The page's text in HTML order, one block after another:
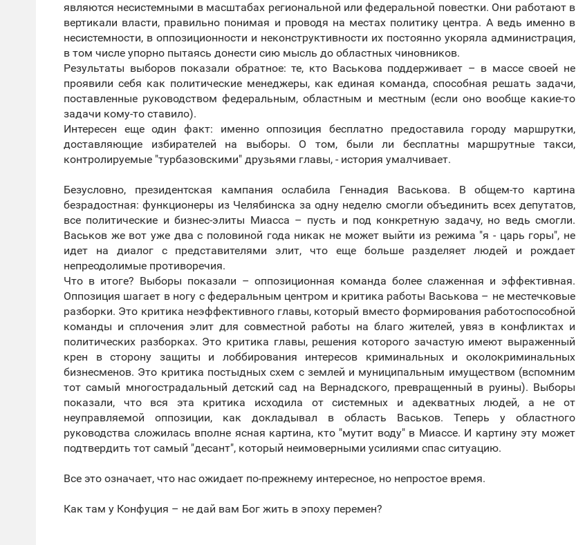
являются несистемными в масштабах региональной или федеральной повестки. Они работают в
вертикали власти, правильно понимая и проводя на местах политику центра. А ведь именно в
несистемности, в оппозиционности и неконструктивности их постоянно укоряла администрация,
в том числе упорно пытаясь донести сию мысль до областных чиновников.
Результаты выборов показали обратное: те, кто Васькова поддерживает – в массе своей не
проявили себя как политические менеджеры, как единая команда, способная решать задачи,
поставленные руководством федеральным, областным и местным (если оно вообще какие-то
задачи кому-то ставило).
Интересен еще один факт: именно оппозиция бесплатно предоставила городу маршрутки,
доставляющие избирателей на выборы. О том, были ли бесплатны маршрутные такси,
контролируемые "турбазовскими" друзьями главы, - история умалчивает.
Безусловно, президентская кампания ослабила Геннадия Васькова. В общем-то картина
безрадостная: функционеры из Челябинска за одну неделю смогли объединить всех депутатов,
все политические и бизнес-элиты Миасса – пусть и под конкретную задачу, но ведь смогли.
Васьков же вот уже два с половиной года никак не может выйти из режима "я - царь горы", не
идет на диалог с представителями элит, что еще больше разделяет людей и рождает
непреодолимые противоречия.
Что в итоге? Выборы показали – оппозиционная команда более слаженная и эффективная.
Оппозиция шагает в ногу с федеральным центром и критика работы Васькова – не местечковые
разборки. Это критика неэффективного главы, который вместо формирования работоспособной
команды и сплочения элит для совместной работы на благо жителей, увяз в конфликтах и
политических разборках. Это критика главы, решения которого зачастую имеют выраженный
крен в сторону защиты и лоббирования интересов криминальных и околокриминальных
бизнесменов. Это критика постыдных схем с землей и муниципальным имуществом (вспомним
тот самый многострадальный детский сад на Вернадского, превращенный в руины). Выборы
показали, что вся эта критика исходила от системных и адекватных людей, а не от
неуправляемой оппозиции, как докладывал в область Васьков. Теперь у областного
руководства сложилась вполне ясная картина, кто "мутит воду" в Миассе. И картину эту может
подтвердить тот самый "десант", который неимоверными усилиями спас ситуацию.
Все это означает, что нас ожидает по-прежнему интересное, но непростое время.
Как там у Конфуция – не дай вам Бог жить в эпоху перемен?